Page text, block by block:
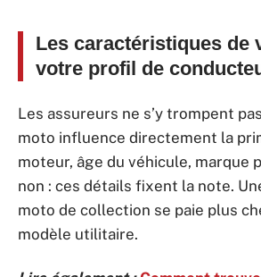
Les caractéristiques de
votre profil de
Les assureurs ne s’y trompent
moto influence directement la
moteur, âge du véhicule, marque
non : ces détails fixent la note.
moto de collection se paie plus
modèle utilitaire.